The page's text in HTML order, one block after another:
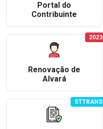
Portal do
Contribuinte
Renovação de
Alvará
2023
STTRANS